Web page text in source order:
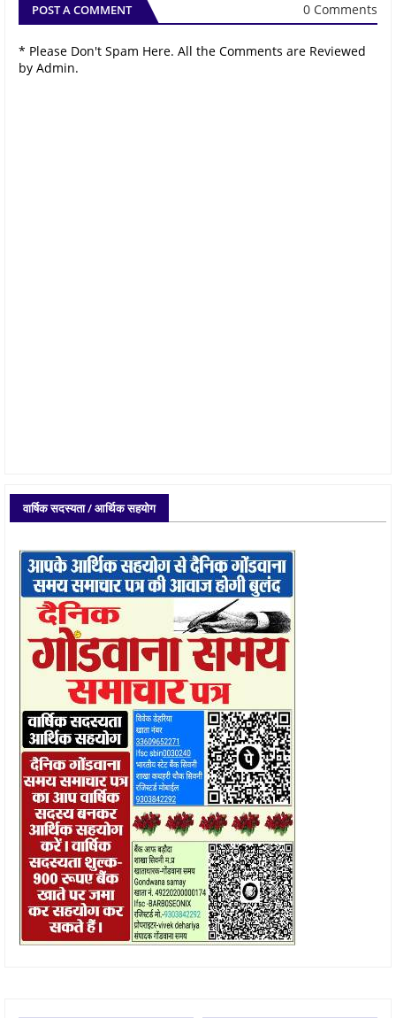
POST A COMMENT 0 Comments
* Please Don't Spam Here. All the Comments are Reviewed
by Admin.
वार्षिक सदस्यता / आर्थिक सहयोग